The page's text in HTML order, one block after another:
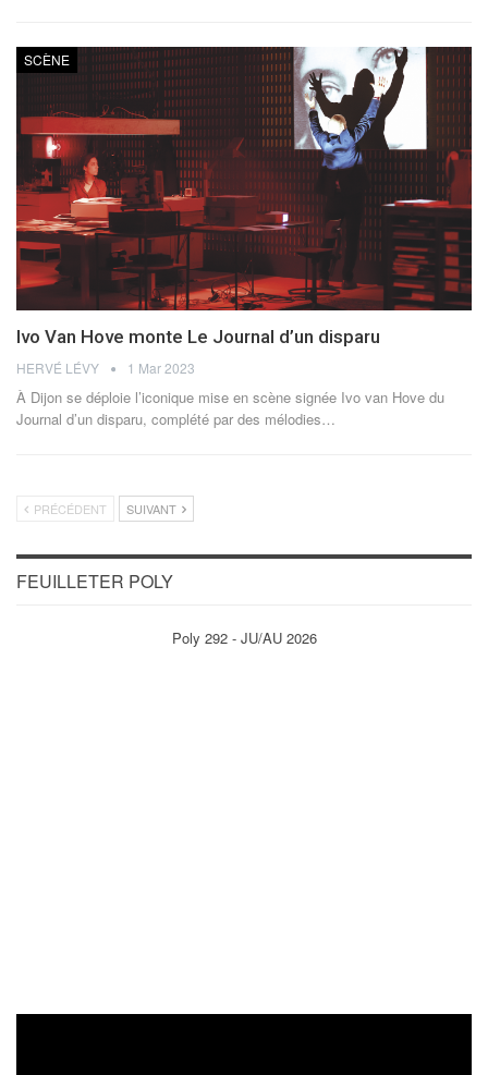
SCÈNE
Ivo Van Hove monte Le Journal d’un disparu
HERVÉ LÉVY 1 Mar 2023
À Dijon se déploie l’iconique mise en scène signée Ivo van Hove du
Journal d’un disparu, complété par des mélodies…
PRÉCÉDENT SUIVANT
FEUILLETER POLY
Poly 292 - JU/AU 2026